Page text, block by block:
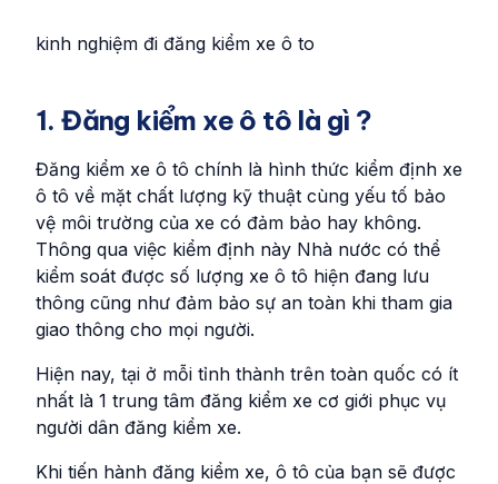
kinh nghiệm đi đăng kiểm xe ô to
1. Đăng kiểm xe ô tô là gì ?
Đăng kiểm xe ô tô chính là hình thức kiểm định xe
ô tô về mặt chất lượng kỹ thuật cùng yếu tố bảo
vệ môi trường của xe có đảm bảo hay không.
Thông qua việc kiểm định này Nhà nước có thể
kiểm soát được số lượng xe ô tô hiện đang lưu
thông cũng như đảm bảo sự an toàn khi tham gia
giao thông cho mọi người.
Hiện nay, tại ở mỗi tỉnh thành trên toàn quốc có ít
nhất là 1 trung tâm đăng kiểm xe cơ giới phục vụ
người dân đăng kiểm xe.
Khi tiến hành đăng kiểm xe, ô tô của bạn sẽ được